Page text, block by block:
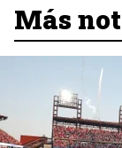
Más